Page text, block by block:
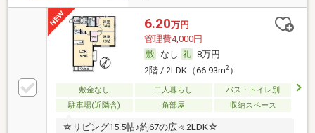
6.20万円
管理費4,000円
なし
8万円
2階 / 2LDK（66.93m2）
敷金なし 二人暮らし
バス・トイレ別
駐車場(近隣含)
角部屋 収納スペース
☆リビング15.5帖♪約67の広々2LDK☆